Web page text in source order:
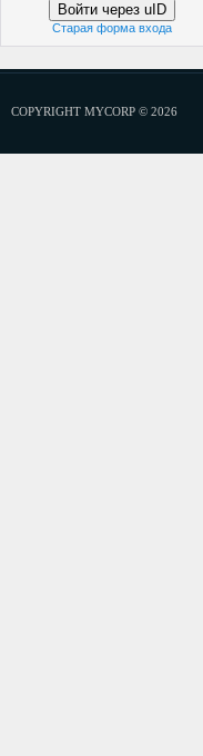
Войти через uID
Старая форма входа
COPYRIGHT MYCORP © 2026